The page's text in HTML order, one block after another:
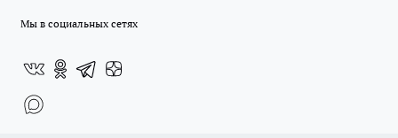
Мы в социальных сетях